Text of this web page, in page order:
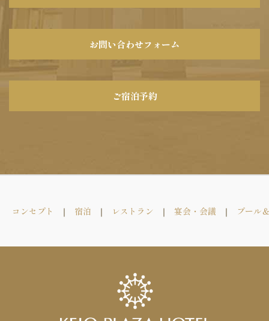
お問い合わせフォーム
ご宿泊予約
コンセプト 宿泊 レストラン 宴会・会議 プール